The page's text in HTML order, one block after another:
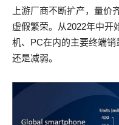
上游厂商不断扩产，量价
虚假繁荣。从2022年中开
机、PC在内的主要终端
还是减弱。